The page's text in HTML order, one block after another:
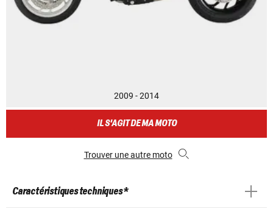
2009 - 2014
IL S'AGIT DE MA MOTO
Trouver une autre moto
Caractéristiques techniques *